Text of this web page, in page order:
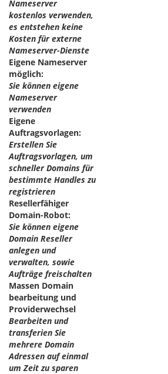
Nameserver
kostenlos verwenden,
es entstehen keine
Kosten für externe
Nameserver-Dienste
Eigene Nameserver
möglich:
Sie können eigene
Nameserver
verwenden
Eigene
Auftragsvorlagen:
Erstellen Sie
Auftragsvorlagen, um
schneller Domains für
bestimmte Handles zu
registrieren
Resellerfähiger
Domain-Robot:
Sie können eigene
Domain Reseller
anlegen und
verwalten, sowie
Aufträge freischalten
Massen Domain
bearbeitung und
Providerwechsel
Bearbeiten und
transferien Sie
mehrere Domain
Adressen auf einmal
um Zeit zu sparen